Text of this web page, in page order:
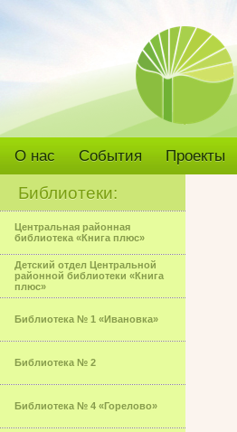
О нас События Проекты
Библиотеки:
Центральная районная
библиотека «Книга плюс»
Детский отдел Центральной
районной библиотеки «Книга
плюс»
Библиотека № 1 «Ивановка»
Библиотека № 2
Библиотека № 4 «Горелово»